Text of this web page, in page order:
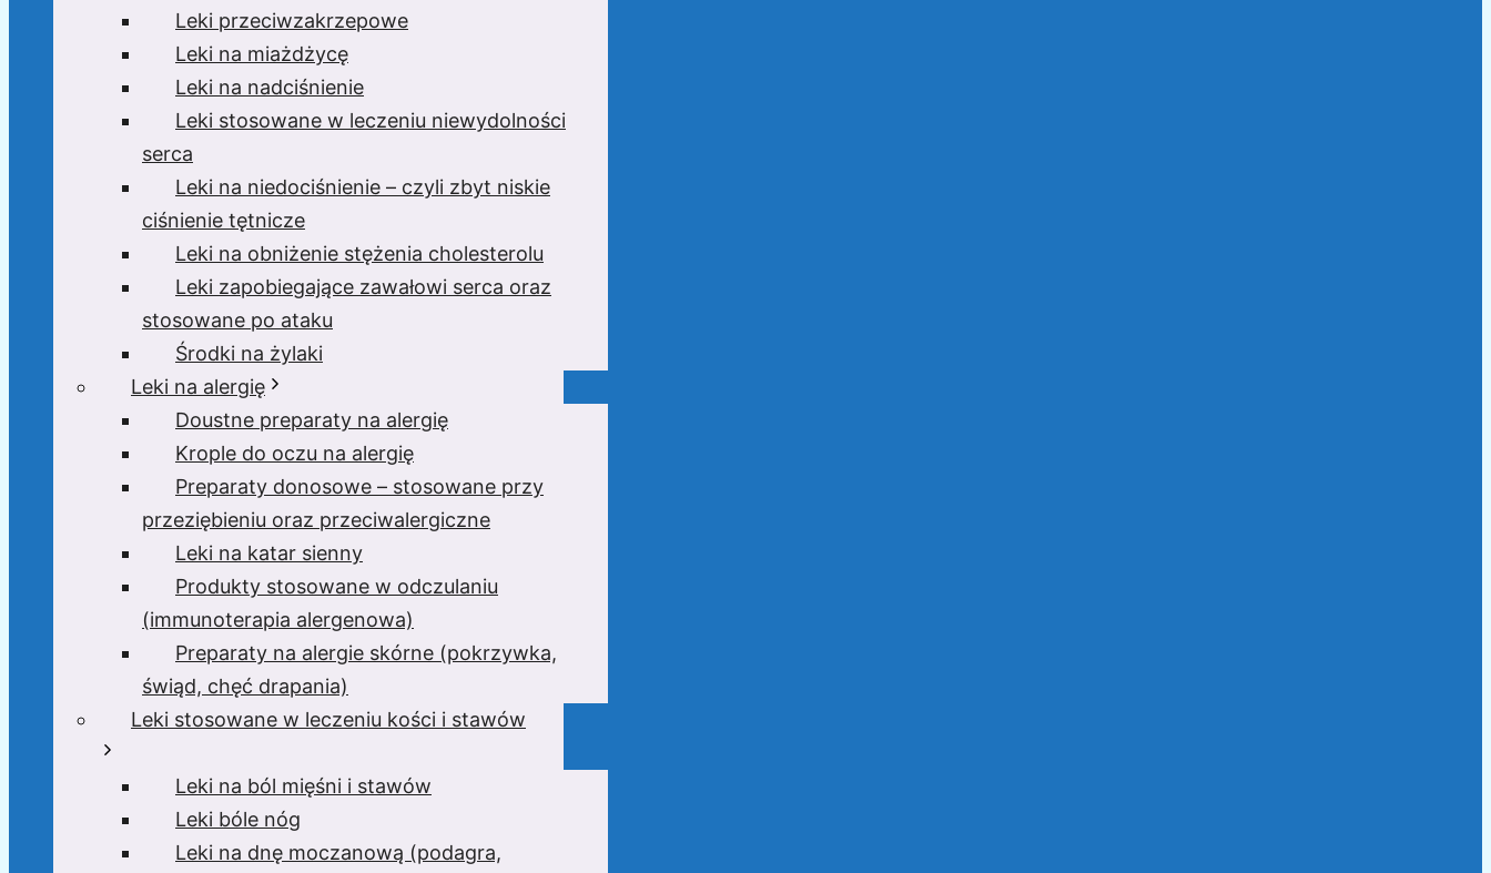
Leki przeciwzakrzepowe
Leki na miażdżycę
Leki na nadciśnienie
Leki stosowane w leczeniu niewydolności
serca
Leki na niedociśnienie – czyli zbyt niskie
ciśnienie tętnicze
Leki na obniżenie stężenia cholesterolu
Leki zapobiegające zawałowi serca oraz
stosowane po ataku
Środki na żylaki
Leki na alergię
Doustne preparaty na alergię
Krople do oczu na alergię
Preparaty donosowe – stosowane przy
przeziębieniu oraz przeciwalergiczne
Leki na katar sienny
Produkty stosowane w odczulaniu
(immunoterapia alergenowa)
Preparaty na alergie skórne (pokrzywka,
świąd, chęć drapania)
Leki stosowane w leczeniu kości i stawów
Leki na ból mięśni i stawów
Leki bóle nóg
Leki na dnę moczanową (podagra,